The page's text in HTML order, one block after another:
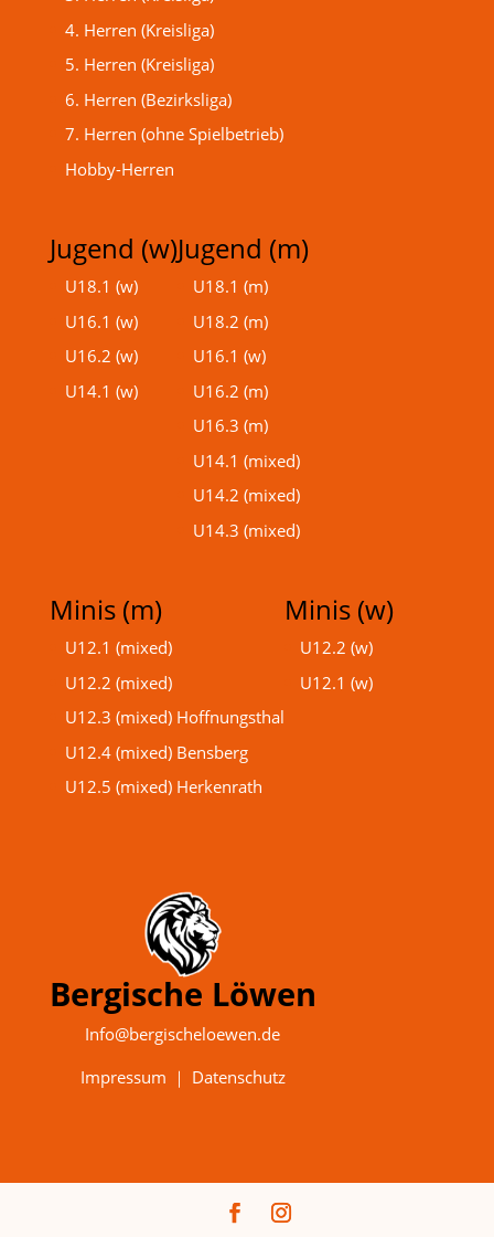
4. Herren (Kreisliga)
5. Herren (Kreisliga)
6. Herren (Bezirksliga)
7. Herren (ohne Spielbetrieb)
Hobby-Herren
Jugend (w)
U18.1 (w)
U16.1 (w)
U16.2 (w)
U14.1 (w)
Jugend (m)
U18.1 (m)
U18.2 (m)
U16.1 (w)
U16.2 (m)
U16.3 (m)
U14.1 (mixed)
U14.2 (mixed)
U14.3 (mixed)
Minis (m)
U12.1 (mixed)
U12.2 (mixed)
U12.3 (mixed) Hoffnungsthal
U12.4 (mixed) Bensberg
U12.5 (mixed) Herkenrath
Minis (w)
U12.2 (w)
U12.1 (w)
Bergische Löwen
Info@bergischeloewen.de
Impressum ｜ Datenschutz